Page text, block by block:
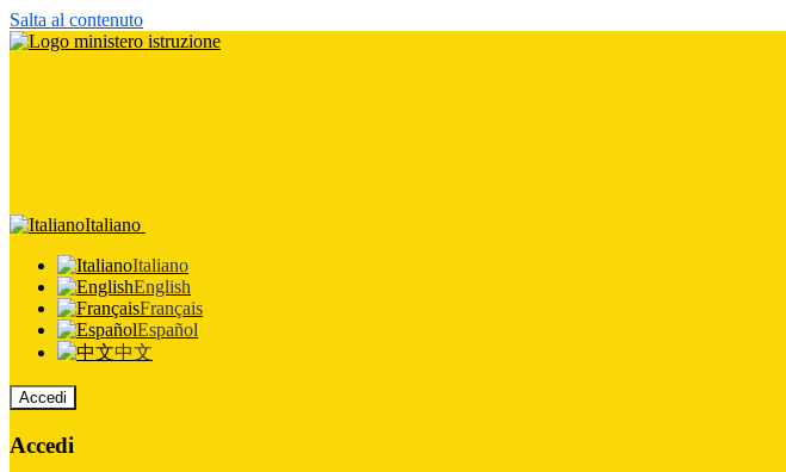
Salta al contenuto
Italiano
Italiano
English
Français
Español
中文
Accedi
Accedi